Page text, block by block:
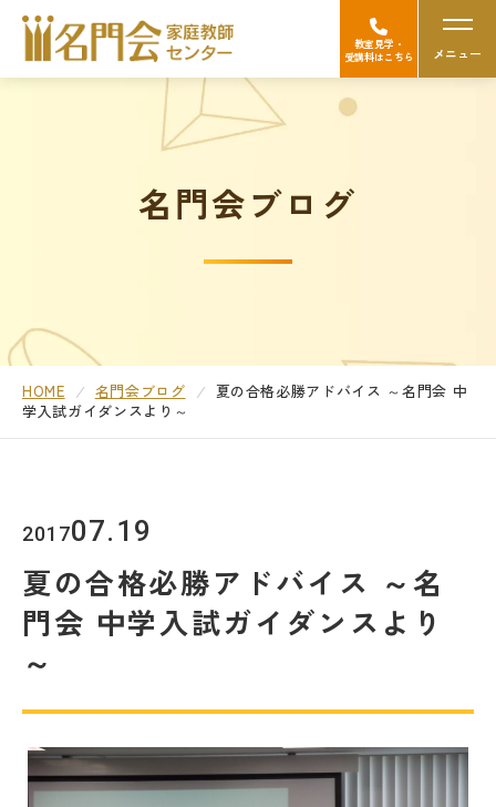
教室見学・
受講料はこちら メニュー
名門会の強み（選ばれる理由）
Googleの口コミを見る
高校受験/中高一貫対策
大学受験
教室を探す
対策講座・特別コース
受講までの流れ 教室を探す
よくあるご質問
名門会ブログ
HOME 名門会ブログ
夏の合格必勝アドバイス ～名門会 中
学入試ガイダンスより～
201707.19
夏の合格必勝アドバイス ～名
門会 中学入試ガイダンスより
～